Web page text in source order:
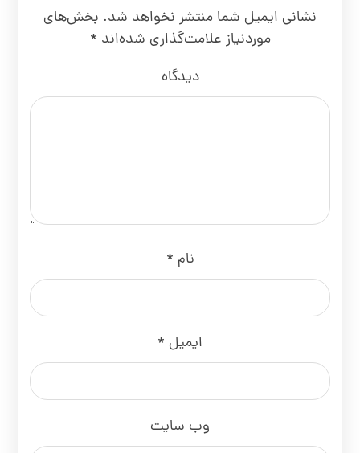
نشانی ایمیل شما منتشر نخواهد شد. بخش‌های
موردنیاز علامت‌گذاری شده‌اند *
دیدگاه
نام *
ایمیل *
وب‌ سایت